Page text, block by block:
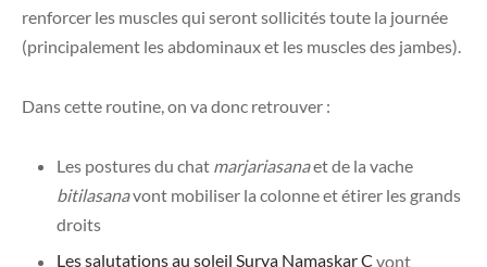
renforcer les muscles qui seront sollicités toute la journée
(principalement les abdominaux et les muscles des jambes).
Dans cette routine, on va donc retrouver :
Les postures du chat marjariasanaet de la vache
bitilasanavont mobiliser la colonne et étirer les grands
droits
Les salutations au soleil Surya Namaskar C vont